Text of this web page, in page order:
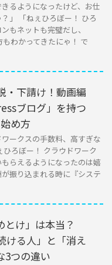
るようになったけど、お仕
」 「ねぇひろぼー！ ひろ
もネットも完璧だし、
わかってきたにゃ！ で
・下請け！動画編
ブログ」を持つ
め方
ークスの手数料、高すぎな
ろぼー！ クラウドワーク
らえるようになったのは嬉
振り込まれる時に『システ
とけ」は本当？
ける人」と「消え
3つの違い